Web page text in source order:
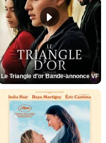
Le Triangle d'or Bande-annonce VF